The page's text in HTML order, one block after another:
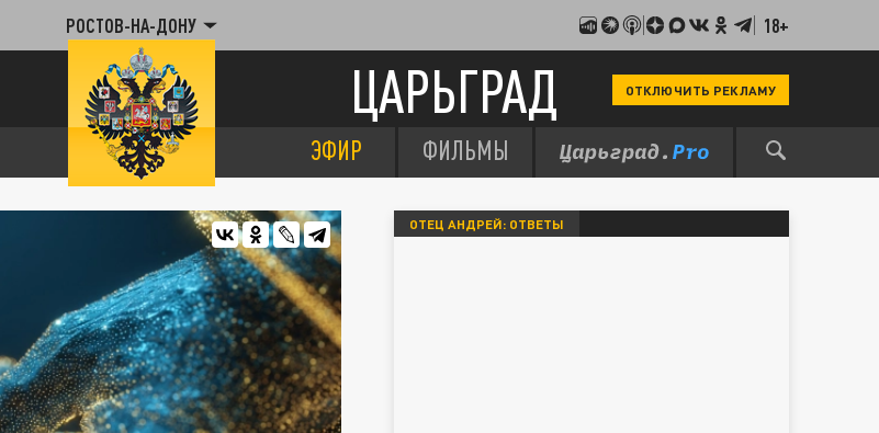
РОСТОВ-НА-ДОНУ 18+
ЦАРЬГРАД ОТКЛЮЧИТЬ РЕКЛАМУ
ЭФИР ФИЛЬМЫ
ОТЕЦ АНДРЕЙ: ОТВЕТЫ